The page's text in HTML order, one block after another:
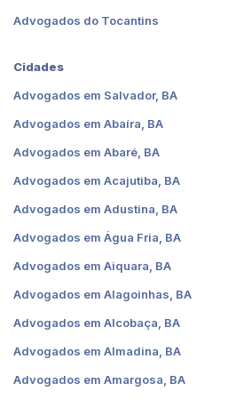
Advogados do Tocantins
Cidades
Advogados em Salvador, BA
Advogados em Abaíra, BA
Advogados em Abaré, BA
Advogados em Acajutiba, BA
Advogados em Adustina, BA
Advogados em Água Fria, BA
Advogados em Aiquara, BA
Advogados em Alagoinhas, BA
Advogados em Alcobaça, BA
Advogados em Almadina, BA
Advogados em Amargosa, BA